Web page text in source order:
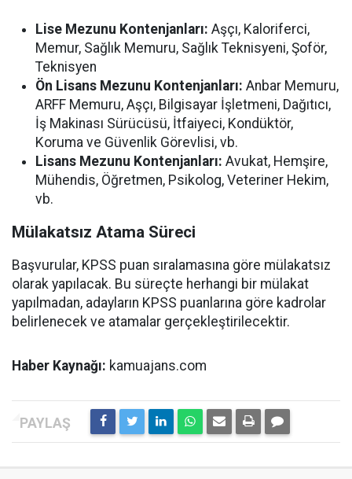
Lise Mezunu Kontenjanları: Aşçı, Kaloriferci,
Memur, Sağlık Memuru, Sağlık Teknisyeni, Şoför,
Teknisyen
Ön Lisans Mezunu Kontenjanları: Anbar Memuru,
ARFF Memuru, Aşçı, Bilgisayar İşletmeni, Dağıtıcı,
İş Makinası Sürücüsü, İtfaiyeci, Kondüktör,
Koruma ve Güvenlik Görevlisi, vb.
Lisans Mezunu Kontenjanları: Avukat, Hemşire,
Mühendis, Öğretmen, Psikolog, Veteriner Hekim,
vb.
Mülakatsız Atama Süreci
Başvurular, KPSS puan sıralamasına göre mülakatsız
olarak yapılacak. Bu süreçte herhangi bir mülakat
yapılmadan, adayların KPSS puanlarına göre kadrolar
belirlenecek ve atamalar gerçekleştirilecektir.
Haber Kaynağı: kamuajans.com